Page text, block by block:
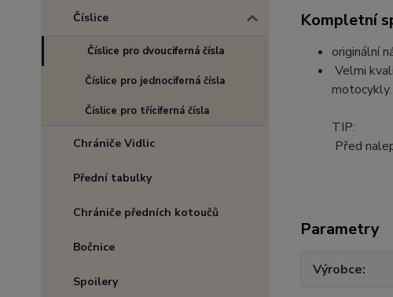
Číslice
Číslice pro dvouciferná čísla
Číslice pro jednociferná čísla
Číslice pro tříciferná čísla
Chrániče Vidlic
Přední tabulky
Chrániče předních kotoučů
Bočnice
Spoilery
Kompletní
originální
Velmi
motocykly.
TIP:
Před
Parametry
Výrobce